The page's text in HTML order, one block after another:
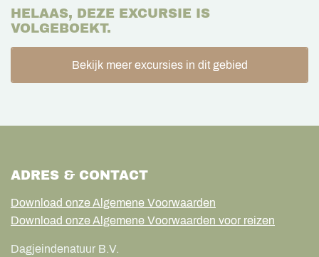
HELAAS, DEZE EXCURSIE IS
VOLGEBOEKT.
Bekijk meer excursies in dit gebied
ADRES & CONTACT
Download onze Algemene Voorwaarden
Download onze Algemene Voorwaarden voor reizen
Dagjeindenatuur B.V.